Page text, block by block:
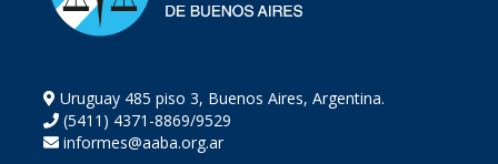
Uruguay 485 piso 3, Buenos Aires, Argentina.
(5411) 4371-8869/9529
informes@aaba.org.ar